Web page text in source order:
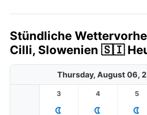
Stündliche
Cilli, Slowenien 🇸🇮
Thursday, August 06,
3 4 5